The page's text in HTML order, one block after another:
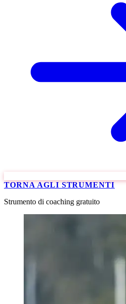
TORNA AGLI STRUMENTI
Strumento di coaching gratuito